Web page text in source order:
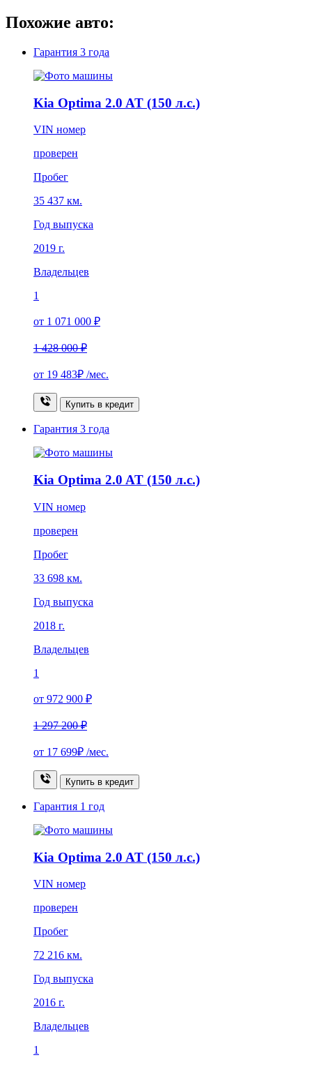
Похожие авто:
Гарантия 3 года
Kia Optima 2.0 AT (150 л.с.)
VIN номер
проверен
Пробег
35 437 км.
Год выпуска
2019 г.
Владельцев
1
от 1 071 000 ₽
1 428 000 ₽
от 19 483₽ /мес.
Купить в кредит
Гарантия 3 года
Kia Optima 2.0 AT (150 л.с.)
VIN номер
проверен
Пробег
33 698 км.
Год выпуска
2018 г.
Владельцев
1
от 972 900 ₽
1 297 200 ₽
от 17 699₽ /мес.
Купить в кредит
Гарантия 1 год
Kia Optima 2.0 AT (150 л.с.)
VIN номер
проверен
Пробег
72 216 км.
Год выпуска
2016 г.
Владельцев
1